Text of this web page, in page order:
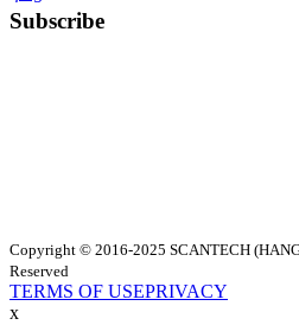
Subscribe
Copyright © 2016-2025 SCANTECH
Reserved
TERMS OF USEPRIVACY
x